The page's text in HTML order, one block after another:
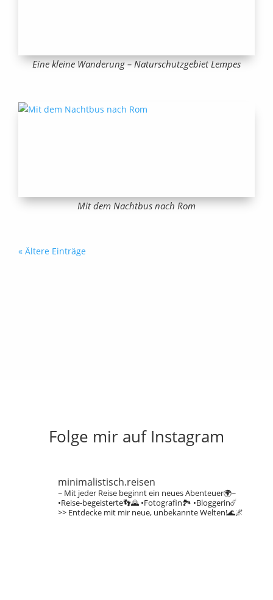
Eine kleine Wanderung – Naturschutzgebiet Lempes
Mit dem Nachtbus nach Rom
« Ältere Einträge
Folge mir auf Instagram
minimalistisch.reisen
~ Mit jeder Reise beginnt ein neues Abenteuer🌍~
•Reise-begeisterte👣🌄•Fotografin🏞️ •Bloggerin☄️
>> Entdecke mit mir neue, unbekannte Welten!🌊🌌